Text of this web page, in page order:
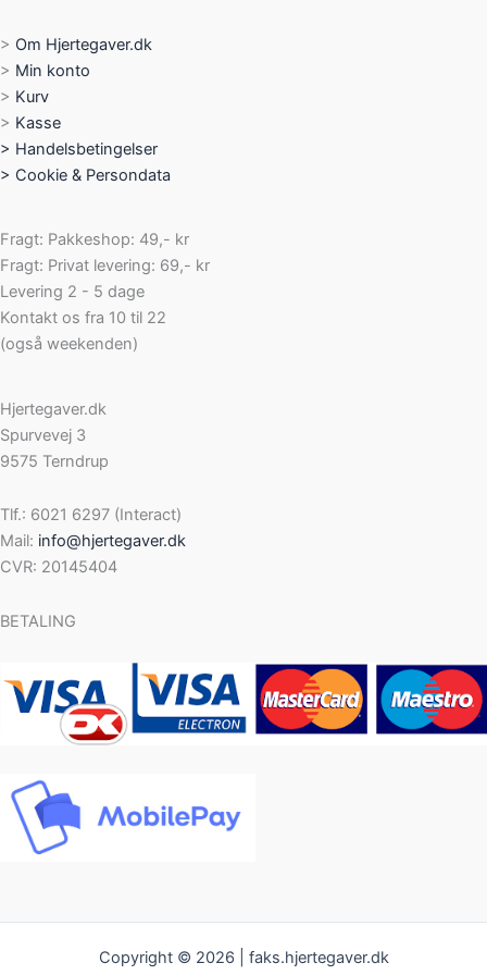
> Om Hjertegaver.dk
> Min konto
> Kurv
> Kasse
> Handelsbetingelser
> Cookie & Persondata
Fragt: Pakkeshop: 49,- kr
Fragt: Privat levering: 69,- kr
Levering 2 - 5 dage
Kontakt os fra 10 til 22
(også weekenden)
Hjertegaver.dk
Spurvevej 3
9575 Terndrup
Tlf.: 6021 6297 (Interact)
Mail: info@hjertegaver.dk
CVR: 20145404
BETALING
Copyright © 2026 | faks.hjertegaver.dk